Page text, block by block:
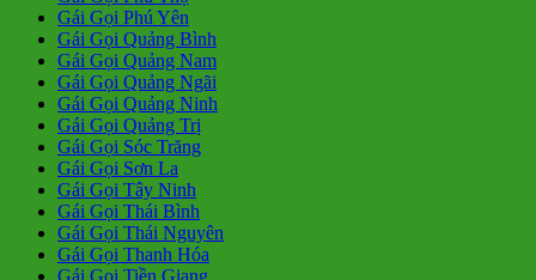
Gái Gọi Phú Yên
Gái Gọi Quảng Bình
Gái Gọi Quảng Nam
Gái Gọi Quảng Ngãi
Gái Gọi Quảng Ninh
Gái Gọi Quảng Trị
Gái Gọi Sóc Trăng
Gái Gọi Sơn La
Gái Gọi Tây Ninh
Gái Gọi Thái Bình
Gái Gọi Thái Nguyên
Gái Gọi Thanh Hóa
Gái Gọi Tiền Giang